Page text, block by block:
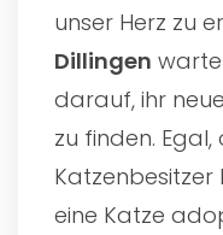
unser Herz zu
Dillingen
darauf, ihr
zu finden.
eine Katze